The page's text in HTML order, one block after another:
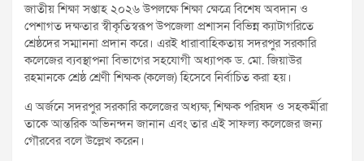
জাতীয় শিক্ষা সপ্তাহ ২০২৬ উপলক্ষে শিক্ষা ক্ষেত্রে বিশেষ অবদান ও
পেশাগত দক্ষতার স্বীকৃতিস্বরূপ উপজেলা প্রশাসন বিভিন্ন ক্যাটাগরিতে
শ্রেষ্ঠদের সম্মাননা প্রদান করে। এরই ধারাবাহিকতায় সদরপুর সরকারি
কলেজের ব্যবস্থাপনা বিভাগের সহযোগী অধ্যাপক ড. মো. জিয়াউর
রহমানকে শ্রেষ্ঠ শ্রেণী শিক্ষক (কলেজ) হিসেবে নির্বাচিত করা হয়।
এ অর্জনে সদরপুর সরকারি কলেজের অধ্যক্ষ, শিক্ষক পরিষদ ও সহকর্মীরা
তাকে আন্তরিক অভিনন্দন জানান এবং তার এই সাফল্য কলেজের জন্য
গৌরবের বলে উল্লেখ করেন।